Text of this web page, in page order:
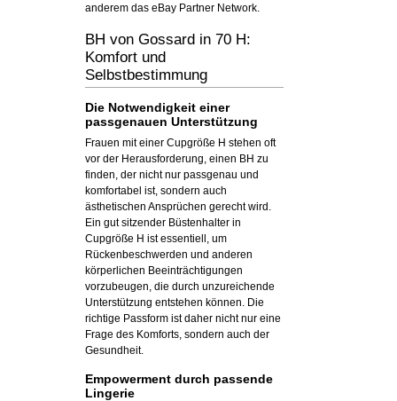
anderem das eBay Partner Network.
BH von Gossard in 70 H:
Komfort und
Selbstbestimmung
Die Notwendigkeit einer
passgenauen Unterstützung
Frauen mit einer Cupgröße H stehen oft
vor der Herausforderung, einen BH zu
finden, der nicht nur passgenau und
komfortabel ist, sondern auch
ästhetischen Ansprüchen gerecht wird.
Ein gut sitzender Büstenhalter in
Cupgröße H ist essentiell, um
Rückenbeschwerden und anderen
körperlichen Beeinträchtigungen
vorzubeugen, die durch unzureichende
Unterstützung entstehen können. Die
richtige Passform ist daher nicht nur eine
Frage des Komforts, sondern auch der
Gesundheit.
Empowerment durch passende
Lingerie